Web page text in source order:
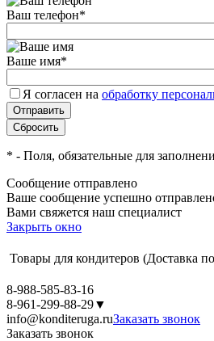
Ваш телефон*
Ваше имя*
Я согласен на обработку
* - Поля, обязательные для
Сообщение отправлено
Ваше сообщение успешно
Вами свяжется наш специалист
Закрыть окно
Товары для кондитеров (Доставка
8-988-585-83-16
8-961-299-88-29▼
info@konditeruga.ruЗаказать звонок
Заказать звонок